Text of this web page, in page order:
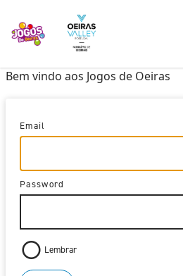
Bem vindo aos Jogos de Oeiras
Email
Password
Lembrar